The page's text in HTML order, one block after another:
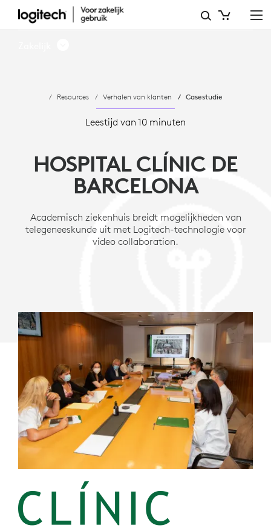
CASESTUDIE:
BARCELONA
LOGITECH
Resources Verhalen van klanten Casestudie
Leestijd van 10 minuten
HOSPITAL CLÍNIC DE
BARCELONA
Academisch ziekenhuis breidt mogelijkheden van
telegeneeskunde uit met Logitech-technologie voor
video collaboration.